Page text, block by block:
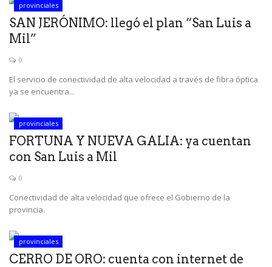
provinciales
SAN JERÓNIMO: llegó el plan “San Luis a
Mil”
0
El servicio de conectividad de alta velocidad a través de fibra óptica
ya se encuentra...
provinciales
FORTUNA Y NUEVA GALIA: ya cuentan
con San Luis a Mil
0
Conectividad de alta velocidad que ofrece el Gobierno de la
provincia.
provinciales
CERRO DE ORO: cuenta con internet de